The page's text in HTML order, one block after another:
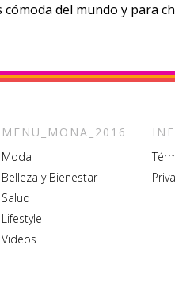
del mundo y para
MENU_MONA_2016
Moda
Belleza y Bienestar
Salud
Lifestyle
Videos